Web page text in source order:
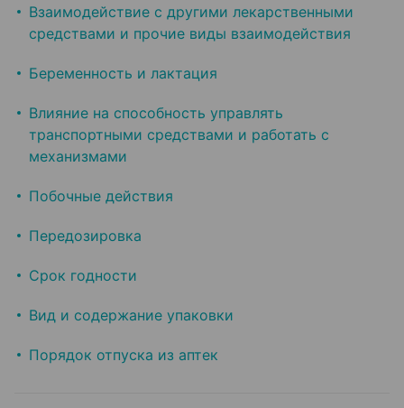
Взаимодействие с другими лекарственными
средствами и прочие виды взаимодействия
Беременность и лактация
Влияние на способность управлять
транспортными средствами и работать с
механизмами
Побочные действия
Передозировка
Срок годности
Вид и содержание упаковки
Порядок отпуска из аптек